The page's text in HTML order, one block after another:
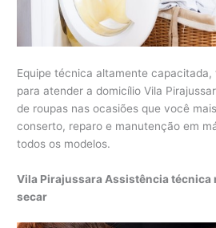
Equipe técnica altamente capacitada,
para atender a domicílio Vila
de roupas nas ocasiões que você
conserto, reparo e manutenção em
todos os modelos.
Vila Pirajussara Assistência técnica
secar